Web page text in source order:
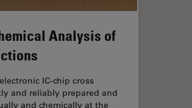
Analysis of
IC-chip cross
and reliably prepared and
and chemically at the